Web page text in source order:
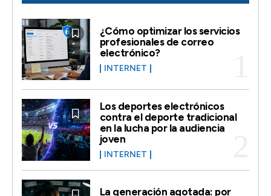
¿Cómo optimizar los servicios
profesionales de correo
electrónico?
INTERNET
Los deportes electrónicos
contra el deporte tradicional
en la lucha por la audiencia
joven
INTERNET
La generación agotada: por